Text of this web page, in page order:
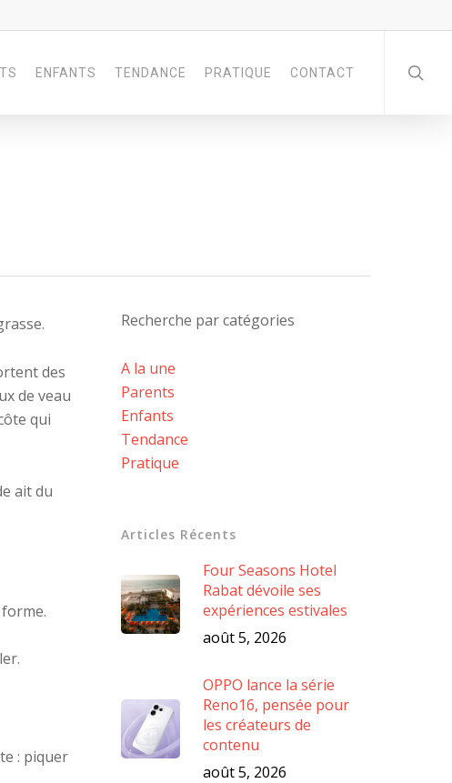
ENFANTS TENDANCE PRATIQUE CONTACT
des
de veau
qui
ait du
: piquer
Recherche par catégories
A la une
Parents
Enfants
Tendance
Pratique
Articles Récents
Four Seasons Hotel
Rabat dévoile ses
expériences estivales
août 5, 2026
OPPO lance la série
Reno16, pensée pour
les créateurs de
contenu
août 5, 2026